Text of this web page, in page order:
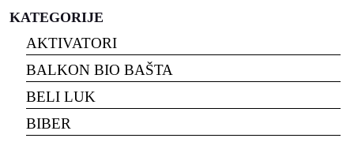
KATEGORIJE
AKTIVATORI
BALKON BIO BAŠTA
BELI LUK
BIBER